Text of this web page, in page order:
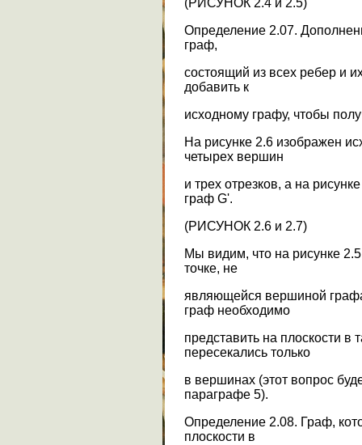
(РИСУНОК 2.4 и 2.5)
Определение 2.07.
граф,
состоящий из всех ребер и
добавить к
исходному графу, чтобы
На рисунке 2.6 изображен
четырех вершин
и трех отрезков, а на
граф G'.
(РИСУНОК 2.6 и 2.7)
Мы видим, что на рисунке
точке, не
являющейся вершиной
граф необходимо
представить на плоскости в
пересекались только
в вершинах (этот вопрос
параграфе 5).
Определение 2.08. Граф,
плоскости в